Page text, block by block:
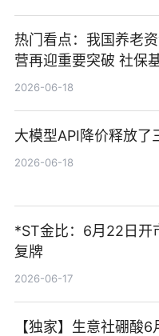
热门看点：我国养老
营再迎重要突破 社保
货账户完成开立
2026-06-18
大模型API降价释放了
2026-06-18
*ST金比：6月22日开
复牌
2026-06-17
【独家】生意社硼酸6